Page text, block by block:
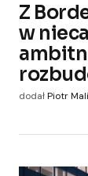
Z
w
dodałPiotr